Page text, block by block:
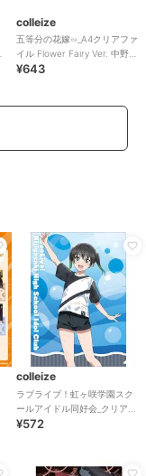
colleize
五等分の花嫁∽_A4クリアファ
イル Flower Fairy Ver. 中野一
花
¥643
colleize
ラブライブ！虹ヶ咲学園スク
ールアイドル同好会_クリアフ
ァイル／高咲 侑
¥572